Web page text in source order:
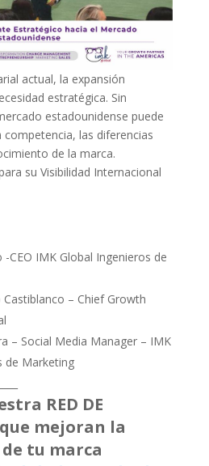
actual, la expansión
estratégica. Sin
estadounidense puede
las diferencias
de la marca.
su Visibilidad Internacional
-CEO IMK Global Ingenieros de
– Chief Growth
– Social Media Manager – IMK
de Marketing
RED DE
que mejoran la
tu marca